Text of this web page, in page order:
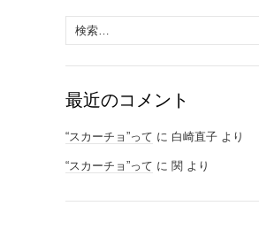
検
索:
最近のコメント
“スカーチョ”って に 白崎直子 より
“スカーチョ”って に 関 より